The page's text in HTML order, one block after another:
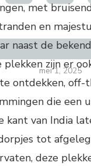
mei 1, 2025
met
en
naast de
plekken zijn er
ontdekken, off-
die een
kant van India
tot
deze